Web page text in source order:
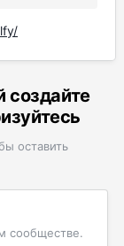
создайте
оставить
сообществе.